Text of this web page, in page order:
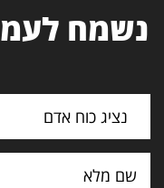
נשמח
נציג כוח אדם